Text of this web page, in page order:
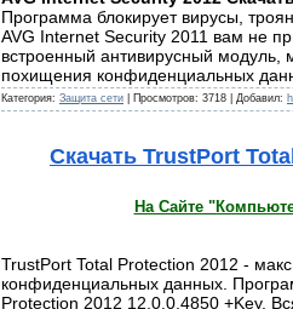
Программа блокирует вирусы,
AVG Internet Security 2011 вам не
встроенный антивирусный модуль,
похищения конфиденциальных
Категория: Защита сети | Просмотров: 3718 | Добавил:
Скачать TrustPort
На Сайте
TrustPort Total Protection 2012 -
конфиденциальных данных.
Protection 2012 12.0.0.4850 +Key.